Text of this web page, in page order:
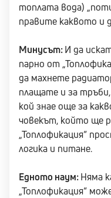
топлата вода)
правите каквото и
Минусът:И да
парно от
да махнете
плащате и за тръби,
кой знае още за
човекът, който ще
„Топлофикация“
логика и питане.
Едното наум:Няма
„Топлофикация“